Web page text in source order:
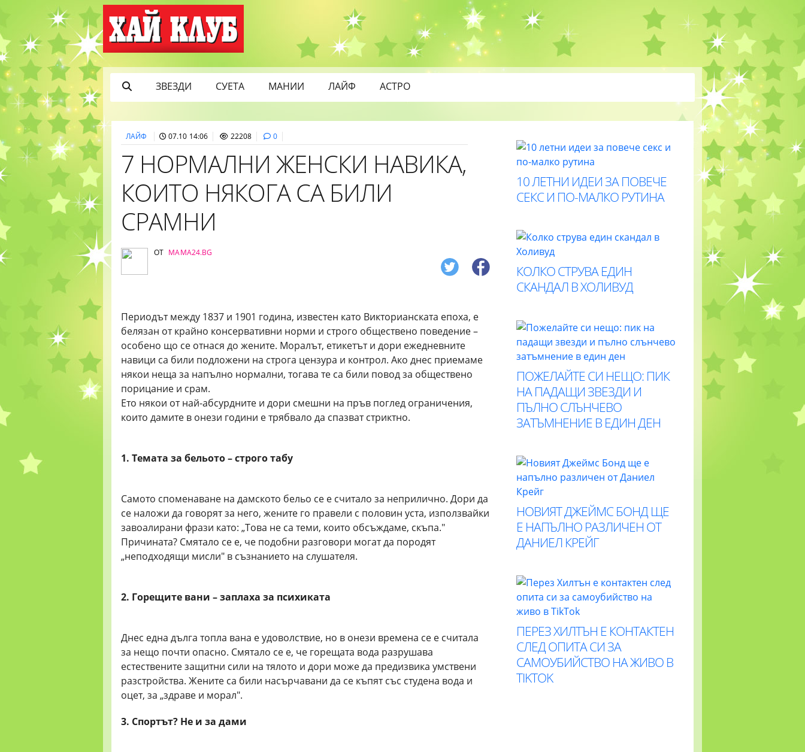
ЗВЕЗДИ СУЕТА МАНИИ ЛАЙФ АСТРО
ЛАЙФ 07.10 14:06 22208 0
7 НОРМАЛНИ ЖЕНСКИ НАВИКА,
КОИТО НЯКОГА СА БИЛИ
СРАМНИ
ОТ MAMA24.BG
Периодът между 1837 и 1901 година, известен като Викторианската епоха, е
белязан от крайно консервативни норми и строго обществено поведение –
особено що се отнася до жените. Моралът, етикетът и дори ежедневните
навици са били подложени на строга цензура и контрол. Ако днес приемаме
някои неща за напълно нормални, тогава те са били повод за обществено
порицание и срам.
Ето някои от най-абсурдните и дори смешни на пръв поглед ограничения,
които дамите в онези години е трябвало да спазват стриктно.
1. Темата за бельото – строго табу
Самото споменаване на дамското бельо се е считало за неприлично. Дори да
се наложи да говорят за него, жените го правели с половин уста, използвайки
завоалирани фрази като: „Това не са теми, които обсъждаме, скъпа."
Причината? Смятало се е, че подобни разговори могат да породят
„неподходящи мисли" в съзнанието на слушателя.
2. Горещите вани – заплаха за психиката
Днес една дълга топла вана е удоволствие, но в онези времена се е считала
за нещо почти опасно. Смятало се е, че горещата вода разрушава
естествените защитни сили на тялото и дори може да предизвика умствени
разстройства. Жените са били насърчавани да се къпят със студена вода и
оцет, за „здраве и морал".
3. Спортът? Не и за дами
10 ЛЕТНИ ИДЕИ ЗА ПОВЕЧЕ
СЕКС И ПО-МАЛКО РУТИНА
КОЛКО СТРУВА ЕДИН
СКАНДАЛ В ХОЛИВУД
ПОЖЕЛАЙТЕ СИ НЕЩО: ПИК
НА ПАДАЩИ ЗВЕЗДИ И
ПЪЛНО СЛЪНЧЕВО
ЗАТЪМНЕНИЕ В ЕДИН ДЕН
НОВИЯТ ДЖЕЙМС БОНД ЩЕ
Е НАПЪЛНО РАЗЛИЧЕН ОТ
ДАНИЕЛ КРЕЙГ
ПЕРЕЗ ХИЛТЪН Е КОНТАКТЕН
СЛЕД ОПИТА СИ ЗА
САМОУБИЙСТВО НА ЖИВО В
TIKTOK